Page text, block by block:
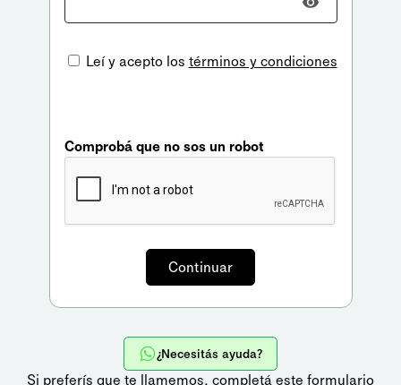
Leí y acepto los términos y condiciones
Comprobá que no sos un robot
¿Necesitás ayuda?
Si preferís que te llamemos, completá este formulario